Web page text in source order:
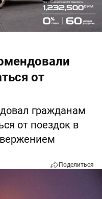
от
гражданам
от поездок в
Поделиться